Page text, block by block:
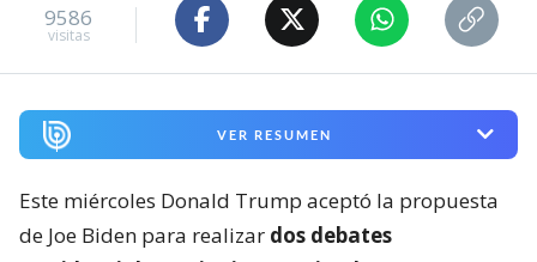
9586
visitas
VER RESUMEN
Este miércoles Donald Trump aceptó la propuesta
de Joe Biden para realizar dos debates